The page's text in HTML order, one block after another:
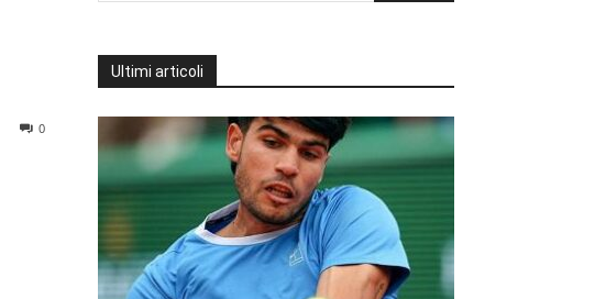
0
Ultimi articoli